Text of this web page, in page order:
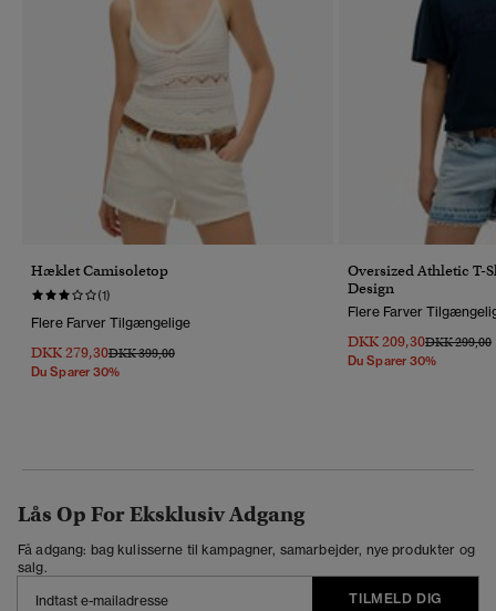
Hæklet Camisoletop
(1)
Flere Farver Tilgængelige
DKK 279,30Pris Nedsat Fra
DKK 399,00Til
Du Sparer 30%
Oversized Athletic T-
Design
Flere Farver
DKK 209,30Pris Nedsat
DKK 299,00
Du Sparer 30%
Lås Op For Eksklusiv Adgang
Få adgang: bag kulisserne til kampagner, samarbejder, nye produkter og
salg.
TILMELD DIG